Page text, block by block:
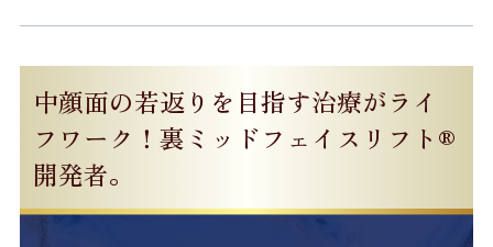
中顔面の若返りを目指す治療がライ
フワーク！裏ミッドフェイスリフト®
開発者。